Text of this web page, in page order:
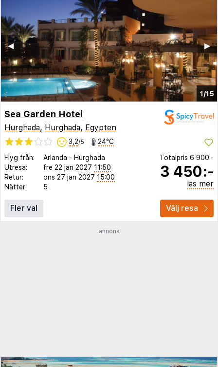
1/15
▶︎
◀︎
Sea Garden Hotel
Hurghada, Hurghada, Egypten
3,2/5 24°C
Flyg från: Arlanda - Hurghada
Utresa:
fre 22 jan 2027 11:50
Retur:
ons 27 jan 2027 15:00
Nätter:
5
Totalpris 6 900:-
3 450:-
läs mer
Fler val Välj resa
annons